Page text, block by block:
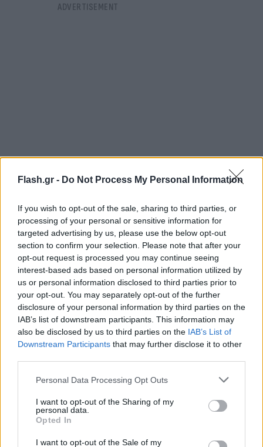
Flash.gr - Do Not Process My Personal Information
If you wish to opt-out of the sale, sharing to third parties, or
processing of your personal or sensitive information for
targeted advertising by us, please use the below opt-out
section to confirm your selection. Please note that after your
opt-out request is processed you may continue seeing
interest-based ads based on personal information utilized by
us or personal information disclosed to third parties prior to
your opt-out. You may separately opt-out of the further
disclosure of your personal information by third parties on the
IAB’s list of downstream participants. This information may
also be disclosed by us to third parties on the IAB’s List of
Downstream Participants that may further disclose it to other
Please note that this website/app uses one or more Google
not limited to your visit or usage behaviour. You may click to
grant or deny consent to Google and its third-party tags to
use your data for below specified purposes in below Google
consent section.
Personal Data Processing Opt Outs
I want to opt-out of the Sharing of my
personal data.
Opted In
I want to opt-out of the Sale of my
FLASH FOCUS